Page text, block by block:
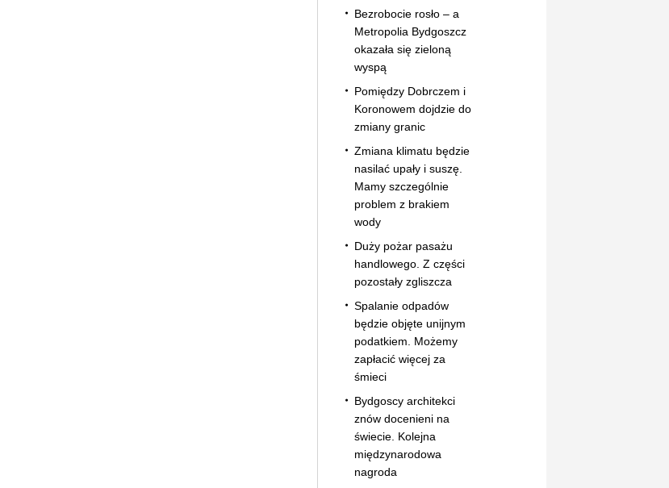
Bezrobocie rosło – a
Metropolia Bydgoszcz
okazała się zieloną
wyspą
Pomiędzy Dobrczem i
Koronowem dojdzie do
zmiany granic
Zmiana klimatu będzie
nasilać upały i suszę.
Mamy szczególnie
problem z brakiem
wody
Duży pożar pasażu
handlowego. Z części
pozostały zgliszcza
Spalanie odpadów
będzie objęte unijnym
podatkiem. Możemy
zapłacić więcej za
śmieci
Bydgoscy architekci
znów docenieni na
świecie. Kolejna
międzynarodowa
nagroda